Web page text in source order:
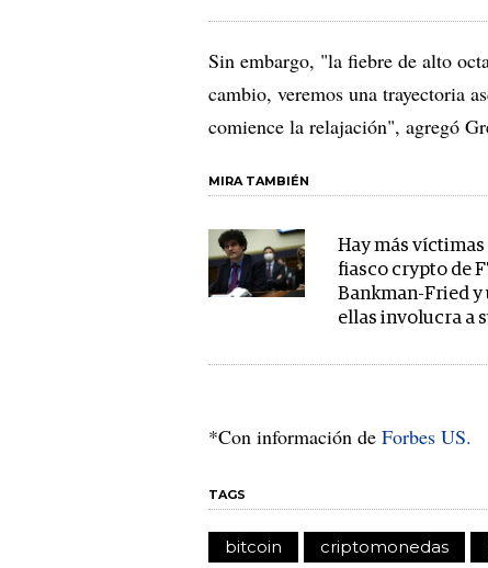
Sin embargo, "la fiebre de alto
cambio, veremos una trayectoria
comience la relajación", agregó
MIRA TAMBIÉN
Hay más víctimas
fiasco crypto de
Bankman-Fried y
ellas involucra a
*Con información de Forbes US.
TAGS
bitcoin criptomonedas